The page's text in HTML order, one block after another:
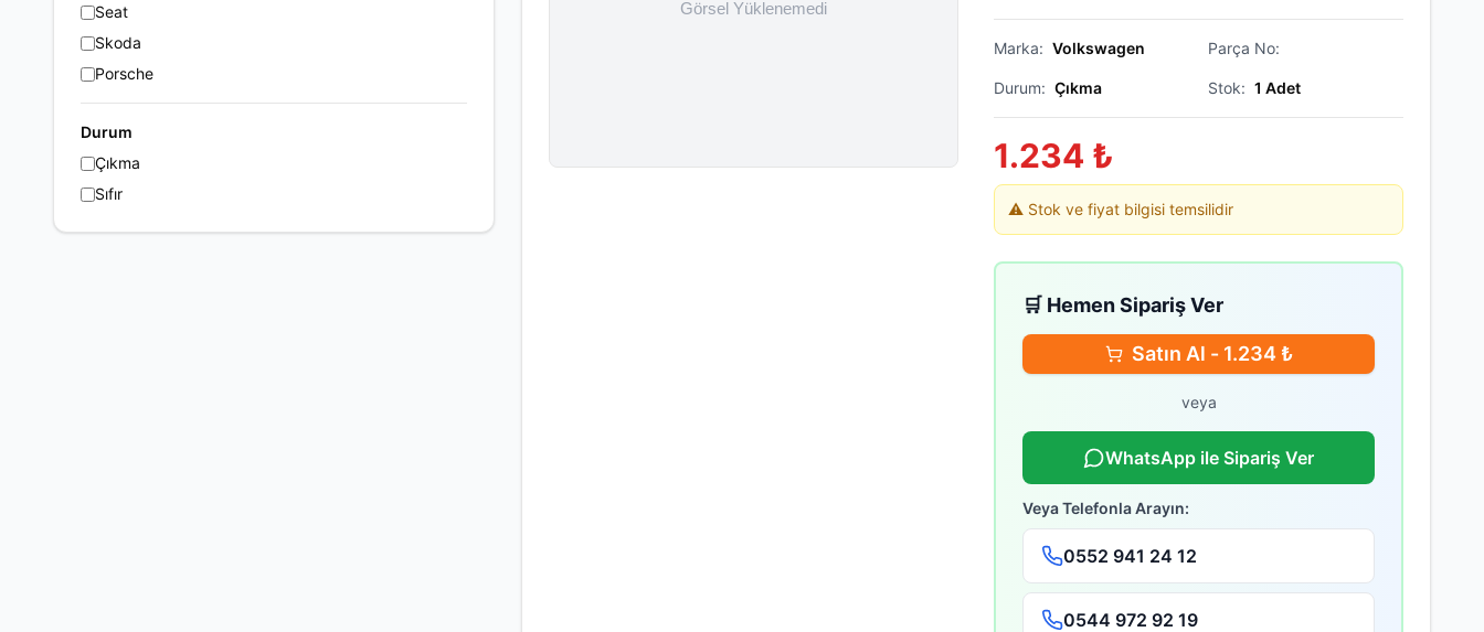
Seat
Skoda
Porsche
Durum
Çıkma
Sıfır
Marka: Volkswagen Parça No:
Durum: Çıkma Stok: 1 Adet
1.234 ₺
⚠️ Stok ve fiyat bilgisi temsilidir
🛒 Hemen Sipariş Ver
Satın Al - 1.234₺
veya
WhatsApp ile Sipariş Ver
Veya Telefonla Arayın:
0552 941 24 12
0544 972 92 19